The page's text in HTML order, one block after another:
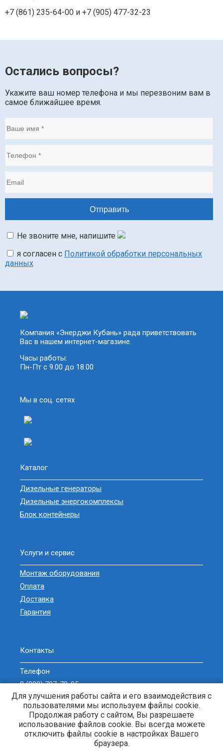
+7 (861) 235-64-00 и +7 (905) 477-32-23
Остались вопросы?
Укажите ваш номер телефона и мы перезвоним вам в
самое ближайшее время.
Не звоните мне, напишите
я согласен с Политикой обработки персональных
данных
Компания «Энерджи Кубань» рада приветствовать
Вас в нашем интернет-магазине.
Часы работы:
Пн-Пт с 9.00 до 18.00
Мы в соц. сетях
Каталог
Дизельные генераторы
Дизельные энергокомплексы
Блок контейнеры
Услуги и сервис
Монтаж оборудования
Оплата
Доставка
Гарантия
Контакты
Телефон
8 (800) 707-78-05
sell@zavodgeneratorov.ru
ОБРАТНЫЙ ЗВОНОК
Генераторы и электростанции. © 2013-2026 Энерджи-Кубань. |
Для улучшения работы сайта и его взаимодействия с
пользователями мы используем файлы cookie.
Продолжая работу с сайтом, Вы разрешаете
использование файлов cookie. Вы всегда можете
отключить файлы cookie в настройках Вашего
браузера.